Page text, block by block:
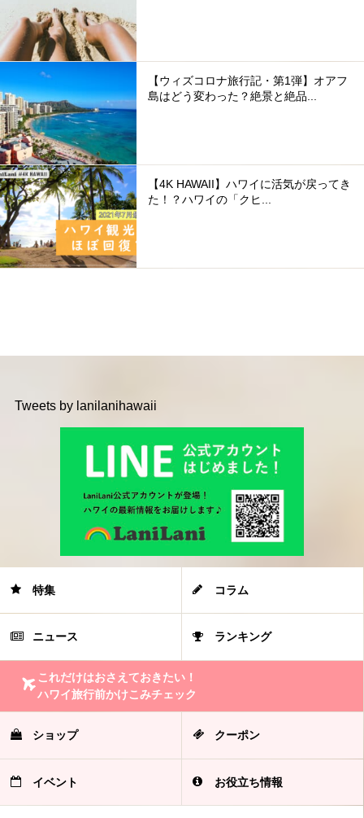
【ウィズコロナ旅行記・第1弾】オアフ
島はどう変わった？絶景と絶品...
【4K HAWAII】ハワイに活気が戻ってき
た！？ハワイの「クヒ...
Tweets by lanilanihawaii
特集 コラム
ニュース ランキング
これだけはおさえておきたい！
ハワイ旅行前かけこみチェック
ショップ クーポン
イベント お役立ち情報